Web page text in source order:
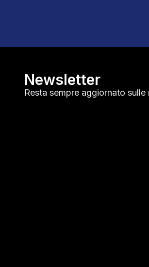
Newsletter
Resta sempre aggiornato